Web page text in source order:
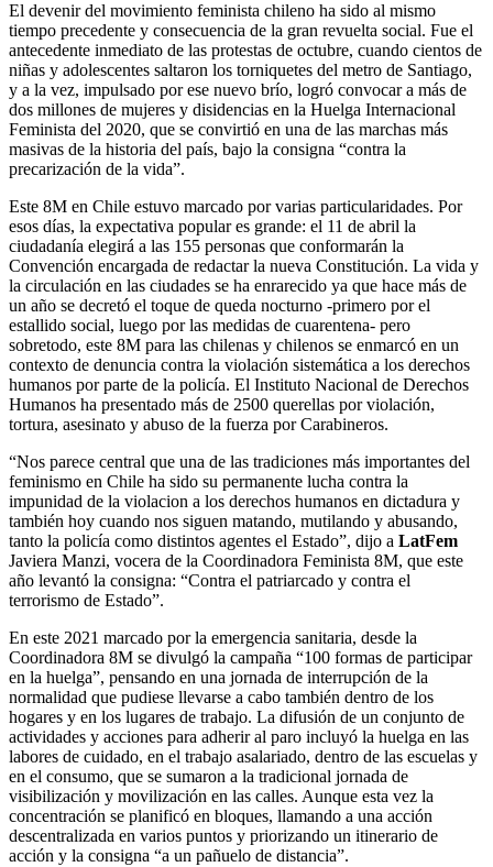
El devenir del movimiento feminista chileno ha sido al mismo
tiempo precedente y consecuencia de la gran revuelta social. Fue el
antecedente inmediato de las protestas de octubre, cuando cientos de
niñas y adolescentes saltaron los torniquetes del metro de Santiago,
y a la vez, impulsado por ese nuevo brío, logró convocar a más de
dos millones de mujeres y disidencias en la Huelga Internacional
Feminista del 2020, que se convirtió en una de las marchas más
masivas de la historia del país, bajo la consigna “contra la
precarización de la vida”.
Este 8M en Chile estuvo marcado por varias particularidades. Por
esos días, la expectativa popular es grande: el 11 de abril la
ciudadanía elegirá a las 155 personas que conformarán la
Convención encargada de redactar la nueva Constitución. La vida y
la circulación en las ciudades se ha enrarecido ya que hace más de
un año se decretó el toque de queda nocturno -primero por el
estallido social, luego por las medidas de cuarentena- pero
sobretodo, este 8M para las chilenas y chilenos se enmarcó en un
contexto de denuncia contra la violación sistemática a los derechos
humanos por parte de la policía. El Instituto Nacional de Derechos
Humanos ha presentado más de 2500 querellas por violación,
tortura, asesinato y abuso de la fuerza por Carabineros.
“Nos parece central que una de las tradiciones más importantes del
feminismo en Chile ha sido su permanente lucha contra la
impunidad de la violacion a los derechos humanos en dictadura y
también hoy cuando nos siguen matando, mutilando y abusando,
tanto la policía como distintos agentes el Estado”, dijo a LatFem
Javiera Manzi, vocera de la Coordinadora Feminista 8M, que este
año levantó la consigna: “Contra el patriarcado y contra el
terrorismo de Estado”.
En este 2021 marcado por la emergencia sanitaria, desde la
Coordinadora 8M se divulgó la campaña “100 formas de participar
en la huelga”, pensando en una jornada de interrupción de la
normalidad que pudiese llevarse a cabo también dentro de los
hogares y en los lugares de trabajo. La difusión de un conjunto de
actividades y acciones para adherir al paro incluyó la huelga en las
labores de cuidado, en el trabajo asalariado, dentro de las escuelas y
en el consumo, que se sumaron a la tradicional jornada de
visibilización y movilización en las calles. Aunque esta vez la
concentración se planificó en bloques, llamando a una acción
descentralizada en varios puntos y priorizando un itinerario de
acción y la consigna “a un pañuelo de distancia”.